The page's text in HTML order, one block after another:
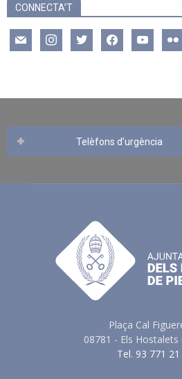
CONNECTA’T
mail instagramtwitter facebookyoutube flickr
Telèfons d’urgència
Plaça Cal
08781 - Els Hostalets
Tel. 93 771